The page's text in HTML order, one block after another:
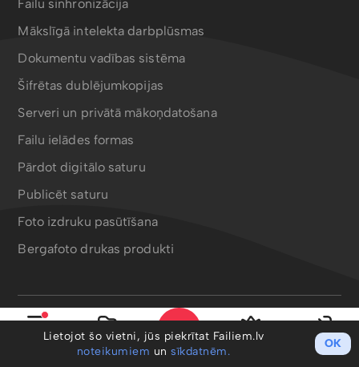
Mani faili Ieiet
Failu sinhronizācija
Mākslīgā intelekta darbplūsmas
Dokumentu vadības sistēma
Šifrētas dublējumkopijas
Serveri un privātā mākoņdatošana
Failu ielādes formas
Pārdot digitālo saturu
Publicēt saturu
Foto izdruku pasūtīšana
Bergafoto drukas produkti
Lietotnes un rīki
Lietojot šo vietni, jūs piekrītat Failiem.lv
noteikumiem unsīkdatnēm.
OK